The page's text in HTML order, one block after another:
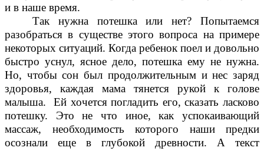
и в наше время.
Так нужна потешка или нет? Попытаемся
разобраться в существе этого вопроса на примере
некоторых ситуаций. Когда ребенок поел и довольно
быстро уснул, ясное дело, потешка ему не нужна.
Но, чтобы сон был продолжительным и нес заряд
здоровья, каждая мама тянется рукой к голове
малыша. Ей хочется погладить его, сказать ласково
потешку. Это не что иное, как успокаивающий
массаж, необходимость которого наши предки
осознали еще в глубокой древности. А текст